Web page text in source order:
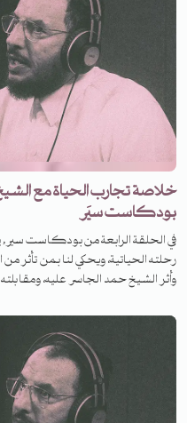
خلاصة تجارب الحياة مع
بودكاست سيَر
في الحلقة الرابعة من بودكاست
رحلته الحياتية، ويحكي لنا بمن تأثر
وأثر الشيخ حمد الجاسر عليه،
لخريف العمر؟